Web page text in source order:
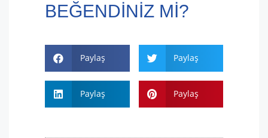
BEĞENDINIZ MI?
Paylaş Paylaş
Paylaş Paylaş